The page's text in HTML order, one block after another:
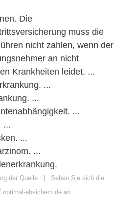
Die
muss die
nicht zahlen, wenn der
an nicht
Krankheiten leidet. ...
...
...
...
...
...
...
der Quelle | Sehen Sie sich die
absichern.de an